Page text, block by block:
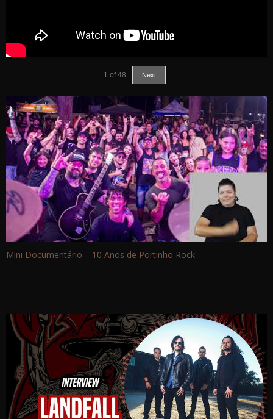
1 of 48 Next
Mini Documentário – 10 Anos de Portinho Rock